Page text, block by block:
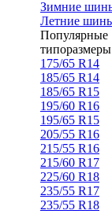
Зимние
Летние
Популярные
типоразмеры
175/65 R14
185/65 R14
185/65 R15
195/60 R16
195/65 R15
205/55 R16
215/55 R16
215/60 R17
225/60 R18
235/55 R17
235/55 R18